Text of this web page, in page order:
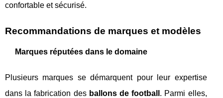
confortable et sécurisé.
Recommandations de marques et modèles
Marques réputées dans le domaine
Plusieurs marques se démarquent pour leur expertise
dans la fabrication des ballons de football . Parmi elles,